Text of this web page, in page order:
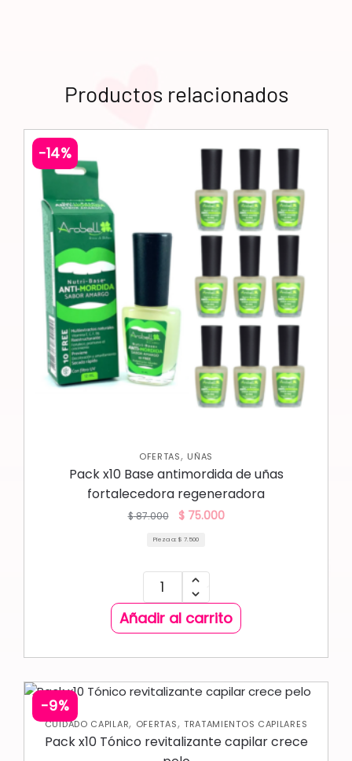
Productos relacionados
-14%
OFERTAS, UÑAS
Pack x10 Base antimordida de uñas
fortalecedora regeneradora
$87.000 $75.000
Pieza a: $ 7.500
Añadir al carrito
-9%
CUIDADO CAPILAR, OFERTAS, TRATAMIENTOS CAPILARES
Pack x10 Tónico revitalizante capilar crece